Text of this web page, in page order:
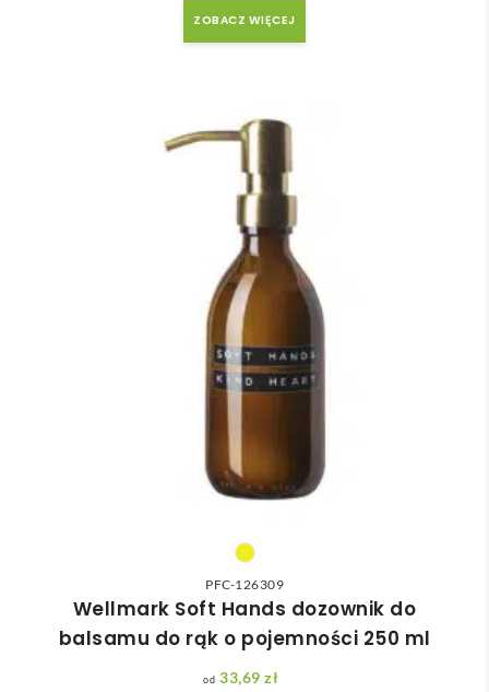
ZOBACZ WIĘCEJ
PFC-126309
Wellmark Soft Hands dozownik do
balsamu do rąk o pojemności 250 ml
33,69zł